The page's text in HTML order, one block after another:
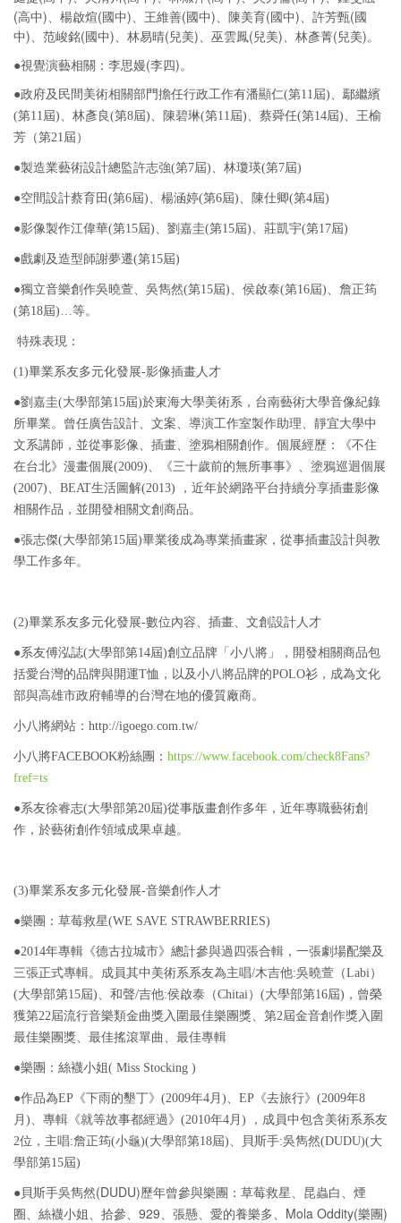
(高中)、楊啟煊(國中)、王維善(國中)、陳美育(國中)、許芳甄(國
中)、范峻銘(國中)、林易晴(兒美)、巫雲鳳(兒美)、林彥菁(兒美)。
●視覺演藝相關：李思嫚(李四)。
●政府及民間美術相關部門擔任行政工作有潘顯仁(第11屆)、鄢繼繽
(第11屆)、林彥良(第8屆)、陳碧琳(第11屆)、蔡舜任(第14屆)、王榆
芳（第21屆）
●製造業藝術設計總監許志強(第7屆)、林瓊瑛(第7屆)
●空間設計蔡育田(第6屆)、楊涵婷(第6屆)、陳仕卿(第4屆)
●影像製作江偉華(第15屆)、劉嘉圭(第15屆)、莊凱宇(第17屆)
●戲劇及造型師謝夢遷(第15屆)
●獨立音樂創作吳曉萱、吳雋然(第15屆)、侯啟泰(第16屆)、詹正筠
(第18屆)…等。
特殊表現：
(1)畢業系友多元化發展-影像插畫人才
●劉嘉圭(大學部第15屆)於東海大學美術系，台南藝術大學音像紀錄
所畢業。曾任廣告設計、文案、導演工作室製作助理、靜宜大學中
文系講師，並從事影像、插畫、塗鴉相關創作。個展經歷：《不住
在台北》漫畫個展(2009)、《三十歲前的無所事事》、塗鴉巡迴個展
(2007)、BEAT生活圖解(2013) ，近年於網路平台持續分享插畫影像
相關作品，並開發相關文創商品。
●張志傑(大學部第15屆)畢業後成為專業插畫家，從事插畫設計與教
學工作多年。
(2)畢業系友多元化發展-數位內容、插畫、文創設計人才
●系友傅泓誌(大學部第14屆)創立品牌「小八將」，開發相關商品包
括愛台灣的品牌與開運T恤，以及小八將品牌的POLO衫，成為文化
部與高雄市政府輔導的台灣在地的優質廠商。
小八將網站：http://igoego.com.tw/
小八將FACEBOOK粉絲團： https://www.facebook.com/check8Fans?
fref=ts
●系友徐睿志(大學部第20屆)從事版畫創作多年，近年專職藝術創
作，於藝術創作領域成果卓越。
(3)畢業系友多元化發展-音樂創作人才
●樂團：草莓救星(WE SAVE STRAWBERRIES)
●2014年專輯《德古拉城市》總計參與過四張合輯，一張劇場配樂及
三張正式專輯。成員其中美術系系友為主唱/木吉他:吳曉萱（Labi）
(大學部第15屆)、和聲/吉他:侯啟泰（Chitai）(大學部第16屆)，曾榮
獲第22屆流行音樂類金曲獎入圍最佳樂團獎、第2屆金音創作獎入圍
最佳樂團獎、最佳搖滾單曲、最佳專輯
●樂團：絲襪小姐( Miss Stocking )
●作品為EP《下雨的墾丁》(2009年4月)、EP《去旅行》(2009年8
月)、專輯《就等故事都經過》(2010年4月) ，成員中包含美術系系友
2位，主唱:詹正筠(小龜)(大學部第18屆)、貝斯手:吳雋然(DUDU)(大
學部第15屆)
●貝斯手吳雋然(DUDU)歷年曾參與樂團：草莓救星、昆蟲白、煙
圈、絲襪小姐、拾參、929、張懸、愛的養樂多、Mola Oddity(樂團)